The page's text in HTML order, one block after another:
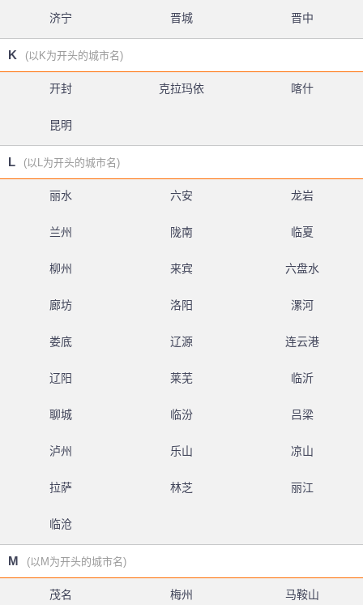
济宁 晋城 晋中
K (以K为开头的城市名)
开封 克拉玛依 喀什
昆明
L (以L为开头的城市名)
丽水 六安 龙岩
兰州 陇南 临夏
柳州 来宾 六盘水
廊坊 洛阳 漯河
娄底 辽源 连云港
辽阳 莱芜 临沂
聊城 临汾 吕梁
泸州 乐山 凉山
拉萨 林芝 丽江
临沧
M (以M为开头的城市名)
茂名 梅州 马鞍山